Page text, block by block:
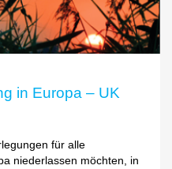
in Europa – UK
für alle
niederlassen möchten, in